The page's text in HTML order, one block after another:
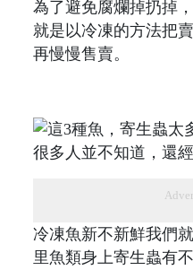
為了避免腐爛掉扔掉
就是以冷凍的方法把
再慢慢售賣。
冷凍魚新不新鮮我們
里魚類身上寄生蟲有